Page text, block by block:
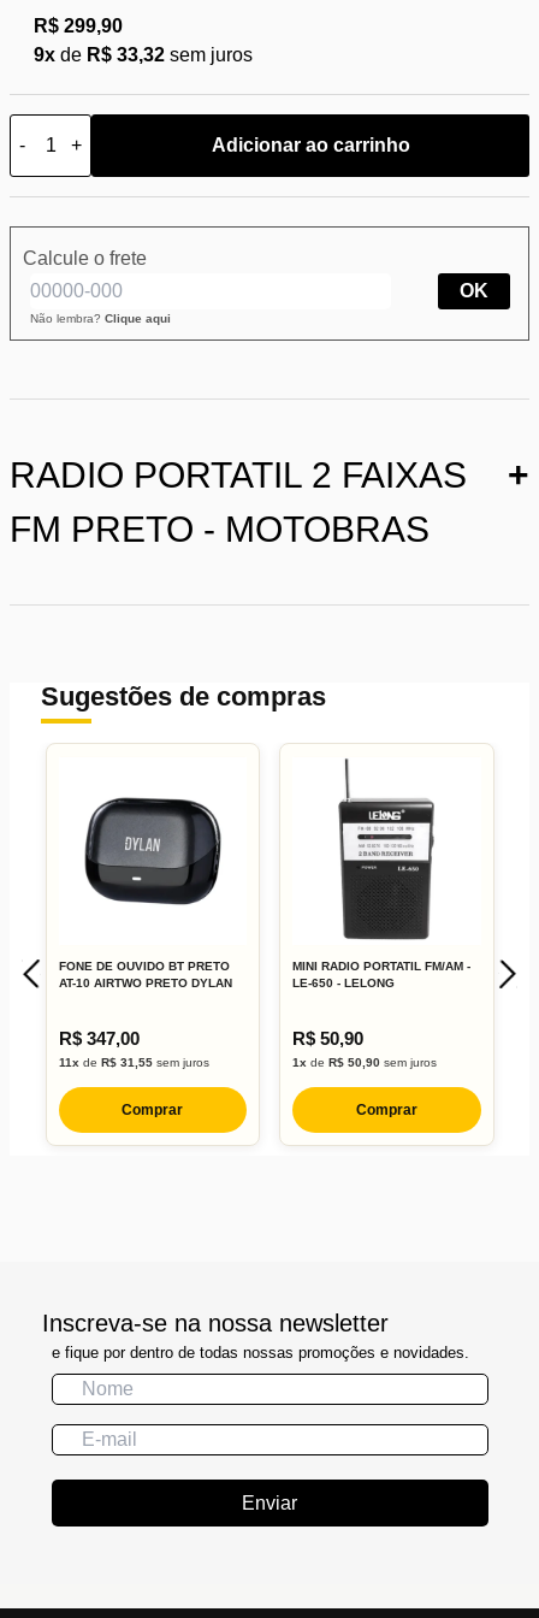
R$ 299,90
9x de R$ 33,32 sem juros
- + Adicionar ao carrinho
Calcule o frete
Não lembra? Clique aqui
OK
RADIO PORTATIL 2 FAIXAS
FM PRETO - MOTOBRAS
+
Sugestões de compras
FONE DE OUVIDO BT PRETO
AT-10 AIRTWO PRETO DYLAN
R$ 347,00
11x de R$ 31,55sem juros
Comprar
MINI RADIO PORTATIL FM/AM -
LE-650 - LELONG
R$ 50,90
1x deR$ 50,90 sem juros
Comprar
Inscreva-se na nossa newsletter
e fique por dentro de todas nossas promoções e novidades.
Enviar